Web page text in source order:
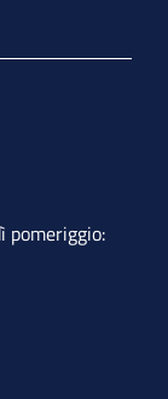
pomeriggio: